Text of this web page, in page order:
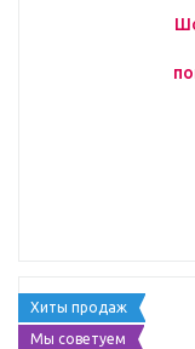
Хиты продаж
Мы советуем